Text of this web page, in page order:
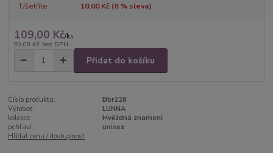
Ušetříte 10,00 Kč (8% sleva)
109,00 Kč/ks
90,08 Kč bez DPH
Přidat do košíku
Číslo produktu:
Bbr226
Výrobce:
LUNNA
kolekce:
Hvězdná znamení
pohlaví:
unisex
Hlídat cenu / dostupnost